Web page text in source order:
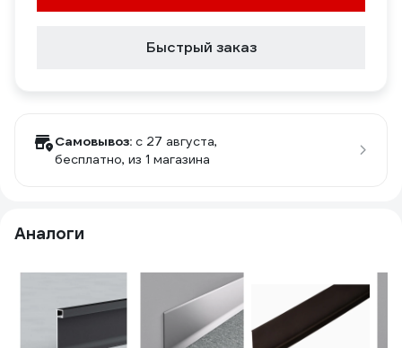
Быстрый заказ
Самовывоз: c 27 августа,
бесплатно, из 1 магазина
Аналоги